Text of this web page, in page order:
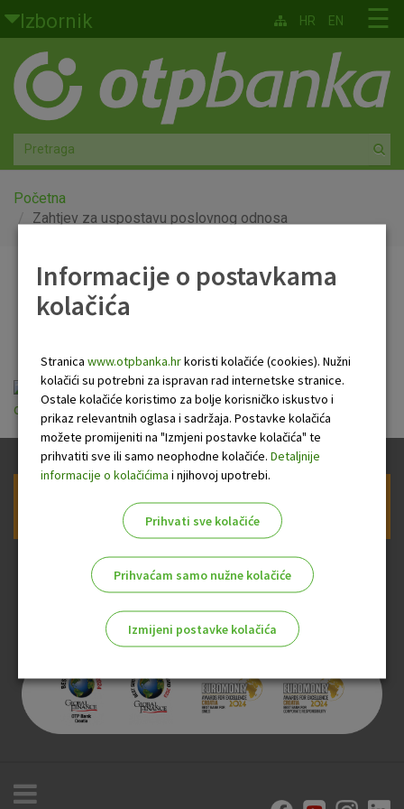
Skoči na glavni sadržaj
Izbornik
Građani
Privatno bankarstvo
Agro
Mala poduzeća i obrtnici
Globalna tržišta
O nama
☰
HR EN
Početna
Zahtjev za uspostavu poslovnog odnosa
Zahtjev za uspostavu
poslovnog odnosa
Zahtjev za uspostavu poslovnog
odnosa042019.docx
Prijava na newsletter OTP banke
Informacije o postavkama
kolačića
Stranica www.otpbanka.hrkoristi kolačiće (cookies). Nužni
kolačići su potrebni za ispravan rad internetske stranice.
Ostale kolačiće koristimo za bolje korisničko iskustvo i
prikaz relevantnih oglasa i sadržaja. Postavke kolačića
možete promijeniti na "Izmjeni postavke kolačića" te
prihvatiti sve ili samo neophodne kolačiće. Detaljnije
informacije o kolačićima i njihovoj upotrebi.
Prihvati sve kolačiće
Prihvaćam samo nužne kolačiće
Izmijeni postavke kolačića